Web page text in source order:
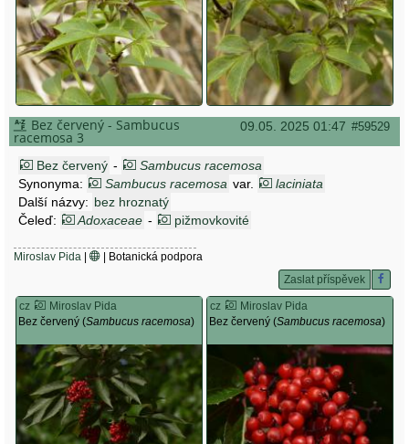
09.05. 2025 01:47 #59529
Bez červený - Sambucus
racemosa 3
Bez červený -
Sambucus racemosa
Synonyma:
Sambucus racemosa var.
laciniata
Další názvy: bez hroznatý
Čeleď:
Adoxaceae - pižmovkovité
Miroslav Pida |
| Botanická podpora
Zaslat příspěvek
cz
Miroslav Pida
Bez červený (Sambucus racemosa)
cz
Miroslav Pida
Bez červený (Sambucus racemosa)